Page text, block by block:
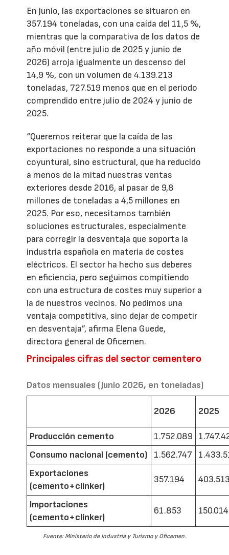
En junio, las exportaciones se situaron en
357.194 toneladas, con una caída del 11,5 %,
mientras que la comparativa de los datos de
año móvil (entre julio de 2025 y junio de
2026) arroja igualmente un descenso del
14,9 %, con un volumen de 4.139.213
toneladas, 727.519 menos que en el periodo
comprendido entre julio de 2024 y junio de
2025.
“Queremos reiterar que la caída de las
exportaciones no responde a una situación
coyuntural, sino estructural, que ha reducido
a menos de la mitad nuestras ventas
exteriores desde 2016, al pasar de 9,8
millones de toneladas a 4,5 millones en
2025. Por eso, necesitamos también
soluciones estructurales, especialmente
para corregir la desventaja que soporta la
industria española en materia de costes
eléctricos. El sector ha hecho sus deberes
en eficiencia, pero seguimos compitiendo
con una estructura de costes muy superior a
la de nuestros vecinos. No pedimos una
ventaja competitiva, sino dejar de competir
en desventaja”, afirma Elena Guede,
directora general de Oficemen.
Principales cifras del sector cementero
Datos mensuales (junio 2026, en toneladas)
2026 2025
Producción cemento 1.752.089
Consumo nacional (cemento)
1.562.747
Exportaciones
(cemento+clínker)
357.194
Importaciones
(cemento+clínker)
61.853 150.014
Fuente: Ministerio de Industria y Turismo y Oficemen.